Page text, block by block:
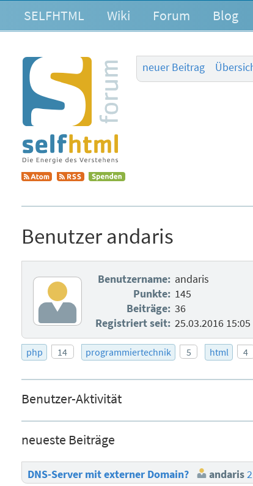
SELFHTML Wiki Forum Blog
neuer Beitrag
Benutzer andaris
Benutzername: andaris
Punkte: 145
Beiträge: 36
Registriert seit: 25.03.2016 15:05
php 14 programmiertechnik 5 html 4
Benutzer-Aktivität
neueste Beiträge
DNS-Server mit externer Domain? andaris